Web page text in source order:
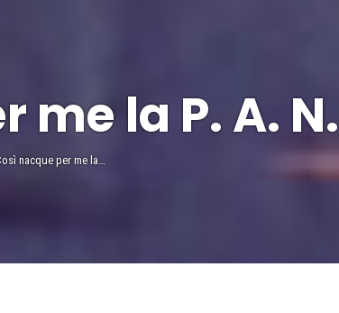
me la P. A. N.
nacque per me la…